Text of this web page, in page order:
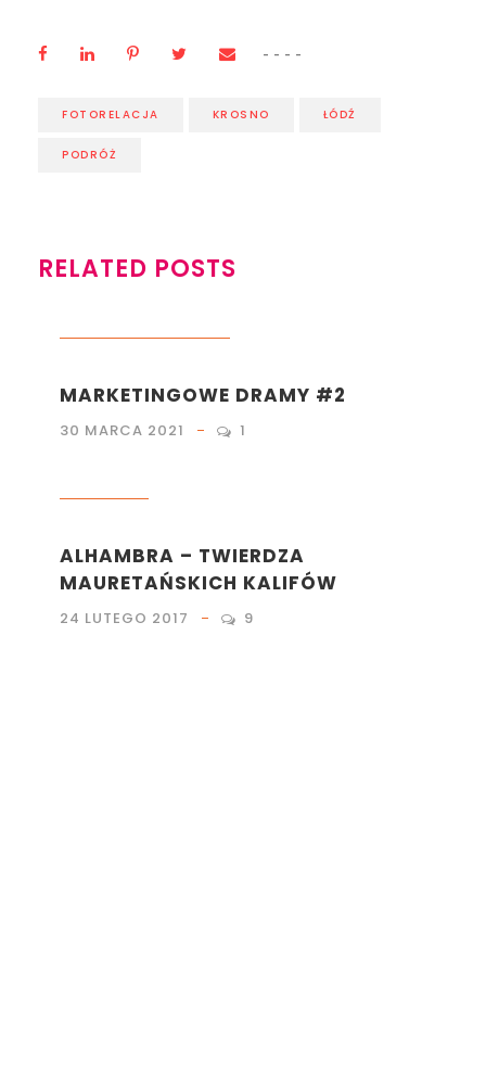
FOTORELACJA KROSNO ŁÓDŹ
PODRÓŻ
RELATED POSTS
MARKETINGOWE DRAMY #2
30 MARCA 2021 1
ALHAMBRA – TWIERDZA
MAURETAŃSKICH KALIFÓW
24 LUTEGO 2017 9